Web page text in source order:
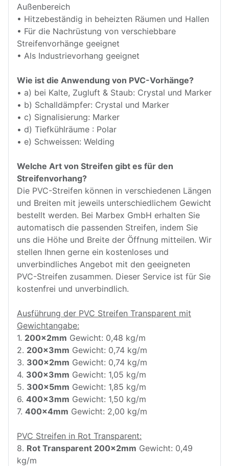
Außenbereich
• Hitzebeständig in beheizten Räumen und Hallen
• Für die Nachrüstung von verschiebbare
Streifenvorhänge geeignet
• Als Industrievorhang geeignet
Wie ist die Anwendung von PVC-Vorhänge?
• a) bei Kalte, Zugluft & Staub: Crystal und Marker
• b) Schalldämpfer: Crystal und Marker
• c) Signalisierung: Marker
• d) Tiefkühlräume : Polar
• e) Schweissen: Welding
Welche Art von Streifen gibt es für den
Streifenvorhang?
Die PVC-Streifen können in verschiedenen Längen
und Breiten mit jeweils unterschiedlichem Gewicht
bestellt werden. Bei Marbex GmbH erhalten Sie
automatisch die passenden Streifen, indem Sie
uns die Höhe und Breite der Öffnung mitteilen. Wir
stellen Ihnen gerne ein kostenloses und
unverbindliches Angebot mit den geeigneten
PVC-Streifen zusammen. Dieser Service ist für Sie
kostenfrei und unverbindlich.
Ausführung der PVC Streifen Transparent mit
Gewichtangabe:
1. 200x2mm Gewicht: 0,48 kg/m
2. 200x3mm Gewicht: 0,74 kg/m
3. 300x2mm Gewicht: 0,74 kg/m
4. 300x3mm Gewicht: 1,05 kg/m
5. 300x5mm Gewicht: 1,85 kg/m
6. 400x3mm Gewicht: 1,50 kg/m
7. 400x4mm Gewicht: 2,00 kg/m
PVC Streifen in Rot Transparent:
8. Rot Transparent 200x2mm Gewicht: 0,49
kg/m